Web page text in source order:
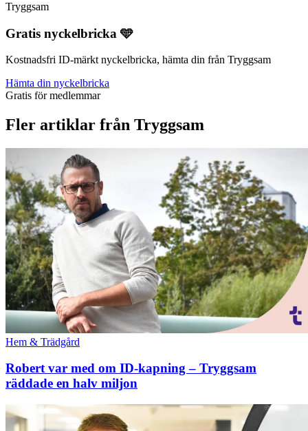
Tryggsam
Gratis nyckelbricka 🩵
Kostnadsfri ID-märkt nyckelbricka, hämta din från Tryggsam
Hämta din nyckelbricka
Gratis för medlemmar
Fler artiklar från Tryggsam
Hem & Trädgård
Robert var med om ID-kapning – Tryggsam
räddade en halv miljon